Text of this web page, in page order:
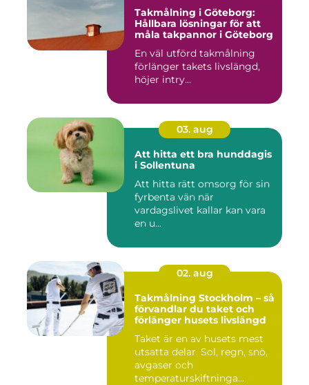
Takmålning i Göteborg:
Hållbara lösningar för att
måla takpannor i Göteborg
En väl utförd takmålning
förlänger takets livslängd,
höjer intry...
03. aug
Att hitta ett bra hunddagis
i Sollentuna
Att hitta rätt omsorg för sin
fyrbenta vän när
vardagslivet kallar kan vara
en u...
02. aug
Takmålning Stockholm – så
förvandlar du taket och
förlänger husets livslängd
Taket är en av husets mest
utsatta delar. Sol, regn, snö,
avgaser och
temperaturskiftninga...